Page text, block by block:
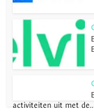
activiteiten uit met